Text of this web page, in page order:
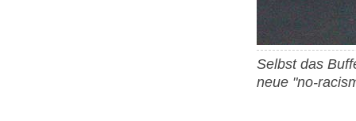
Selbst das
neue "no-